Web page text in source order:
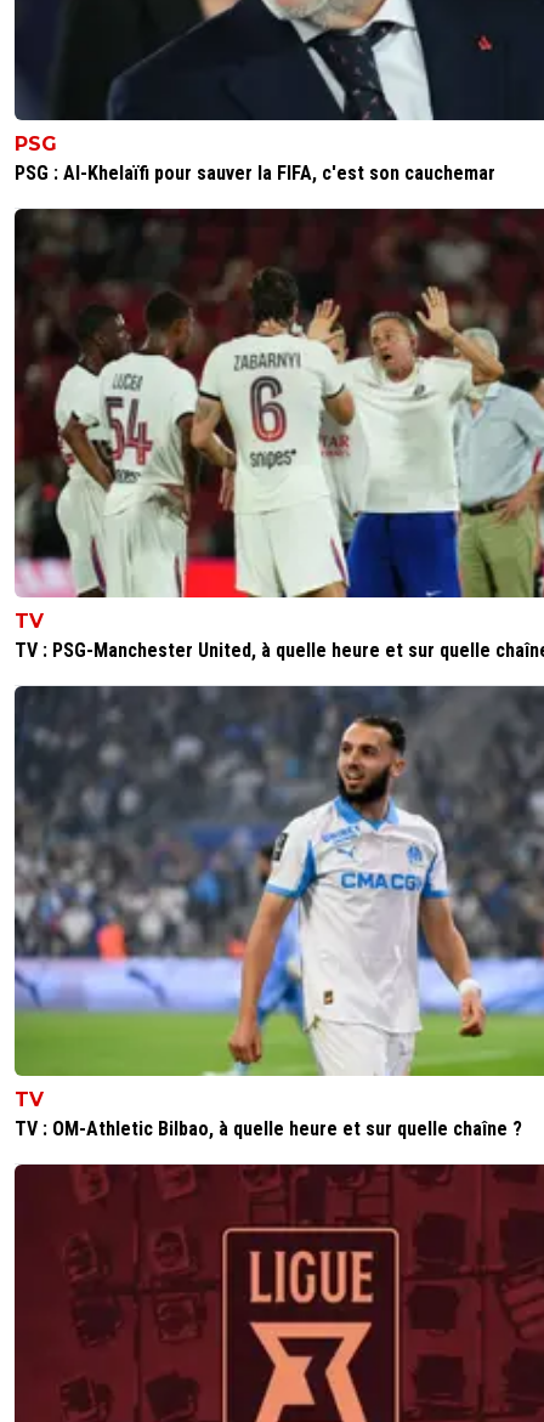
PSG
PSG : Al-Khelaïfi pour sauver la FIFA, c'est son cauchemar
TV
TV : PSG-Manchester United, à quelle heure et sur quelle
TV
TV : OM-Athletic Bilbao, à quelle heure et sur quelle chaîne ?